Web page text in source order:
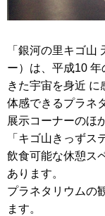
「銀河の里キゴ山
ー）は、平成10
きた宇宙を身近 に
体感できるプラネ
展示コーナーのほ
「キゴ山きっずス
飲食可能な休憩ス
あります。
プラネタリウムの
ます。